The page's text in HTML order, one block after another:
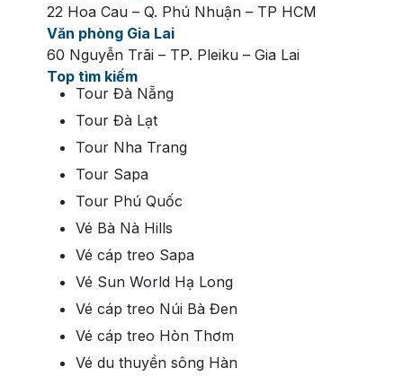
22 Hoa Cau – Q. Phú Nhuận – TP HCM
Văn phòng Gia Lai
60 Nguyễn Trãi – TP. Pleiku – Gia Lai
Top tìm kiếm
Tour Đà Nẵng
Tour Đà Lạt
Tour Nha Trang
Tour Sapa
Tour Phú Quốc
Vé Bà Nà Hills
Vé cáp treo Sapa
Vé Sun World Hạ Long
Vé cáp treo Núi Bà Đen
Vé cáp treo Hòn Thơm
Vé du thuyền sông Hàn